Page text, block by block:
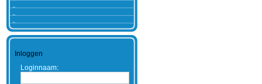
Inloggen
Loginnaam: